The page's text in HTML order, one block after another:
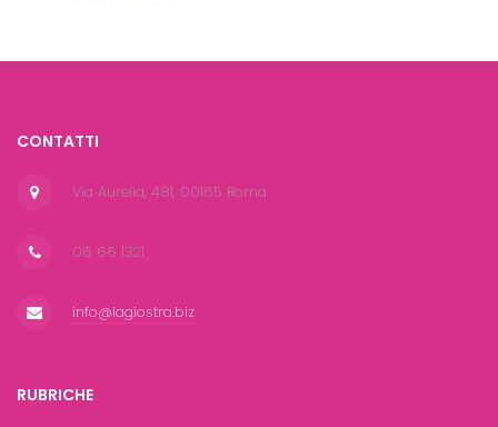
CONTATTI
Via Aurelia, 481, 00165 Roma
06 66 1321
info@lagiostra.biz
RUBRICHE